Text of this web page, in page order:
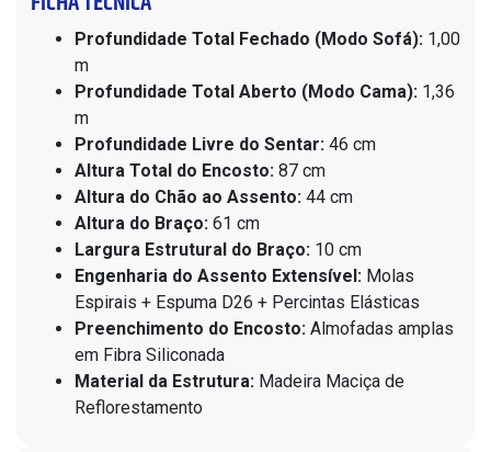
Profundidade Total Fechado (Modo Sofá): 1,00
m
Profundidade Total Aberto (Modo Cama): 1,36
m
Profundidade Livre do Sentar: 46 cm
Altura Total do Encosto: 87 cm
Altura do Chão ao Assento: 44 cm
Altura do Braço: 61 cm
Largura Estrutural do Braço: 10 cm
Engenharia do Assento Extensível: Molas
Espirais + Espuma D26 + Percintas Elásticas
Preenchimento do Encosto: Almofadas amplas
em Fibra Siliconada
Material da Estrutura: Madeira Maciça de
Reflorestamento